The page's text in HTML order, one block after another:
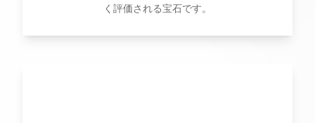
く評価される宝石です。